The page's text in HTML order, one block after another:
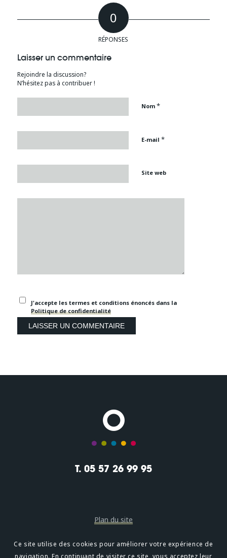
0
RÉPONSES
Laisser un commentaire
Rejoindre la discussion?
N’hésitez pas à contribuer !
Nom *
E-mail *
Site web
J'accepte les termes et conditions énoncés dans la
Politique de confidentialité
T. 05 57 26 99 95
Plan du site
Mentions légales
Ce site utilise des cookies pour améliorer votre expérience de